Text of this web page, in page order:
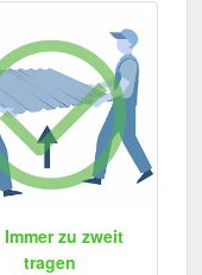
Immer zu zweit
tragen